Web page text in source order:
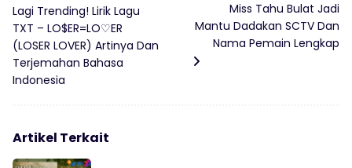
Lagi Trending! Lirik Lagu
TXT – LO$ER=LO♡ER
(LOSER LOVER) Artinya Dan
Terjemahan Bahasa
Indonesia
Miss Tahu Bulat Jadi
Mantu Dadakan SCTV Dan
Nama Pemain Lengkap
Artikel Terkait